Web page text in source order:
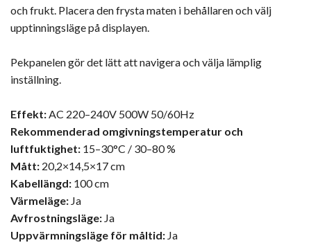
och frukt. Placera den frysta maten i behållaren och välj
upptinningsläge på displayen.
Pekpanelen gör det lätt att navigera och välja lämplig
inställning.
Effekt:AC 220–240V 500W 50/60Hz
Rekommenderad omgivningstemperatur och
luftfuktighet: 15–30°C / 30–80 %
Mått: 20,2×14,5×17 cm
Kabellängd: 100 cm
Värmeläge: Ja
Avfrostningsläge: Ja
Uppvärmningsläge för måltid: Ja